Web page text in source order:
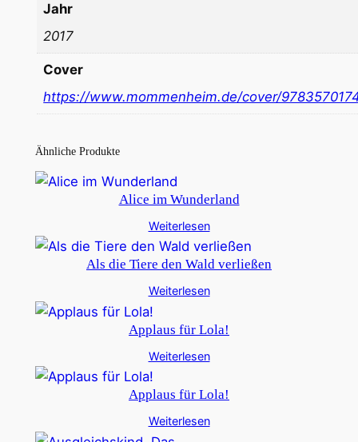
Jahr
2017
Cover
https://www.mommenheim.de/cover/
Ähnliche Produkte
Alice im Wunderland
Weiterlesen
Als die Tiere den Wald verließen
Weiterlesen
Applaus für Lola!
Weiterlesen
Applaus für Lola!
Weiterlesen